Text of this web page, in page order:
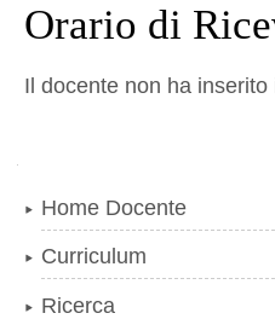
Orario di
Il docente non ha
Home Docente
Curriculum
Ricerca